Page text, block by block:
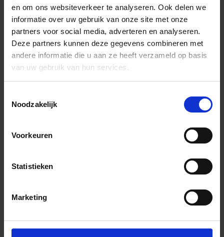
en om ons websiteverkeer te analyseren. Ook delen we
informatie over uw gebruik van onze site met onze
partners voor social media, adverteren en analyseren.
Deze partners kunnen deze gegevens combineren met
andere informatie die u aan ze heeft verzameld op basis
van uw gebruik van hun services.
Noodzakelijk
Voorkeuren
Statistieken
Marketing